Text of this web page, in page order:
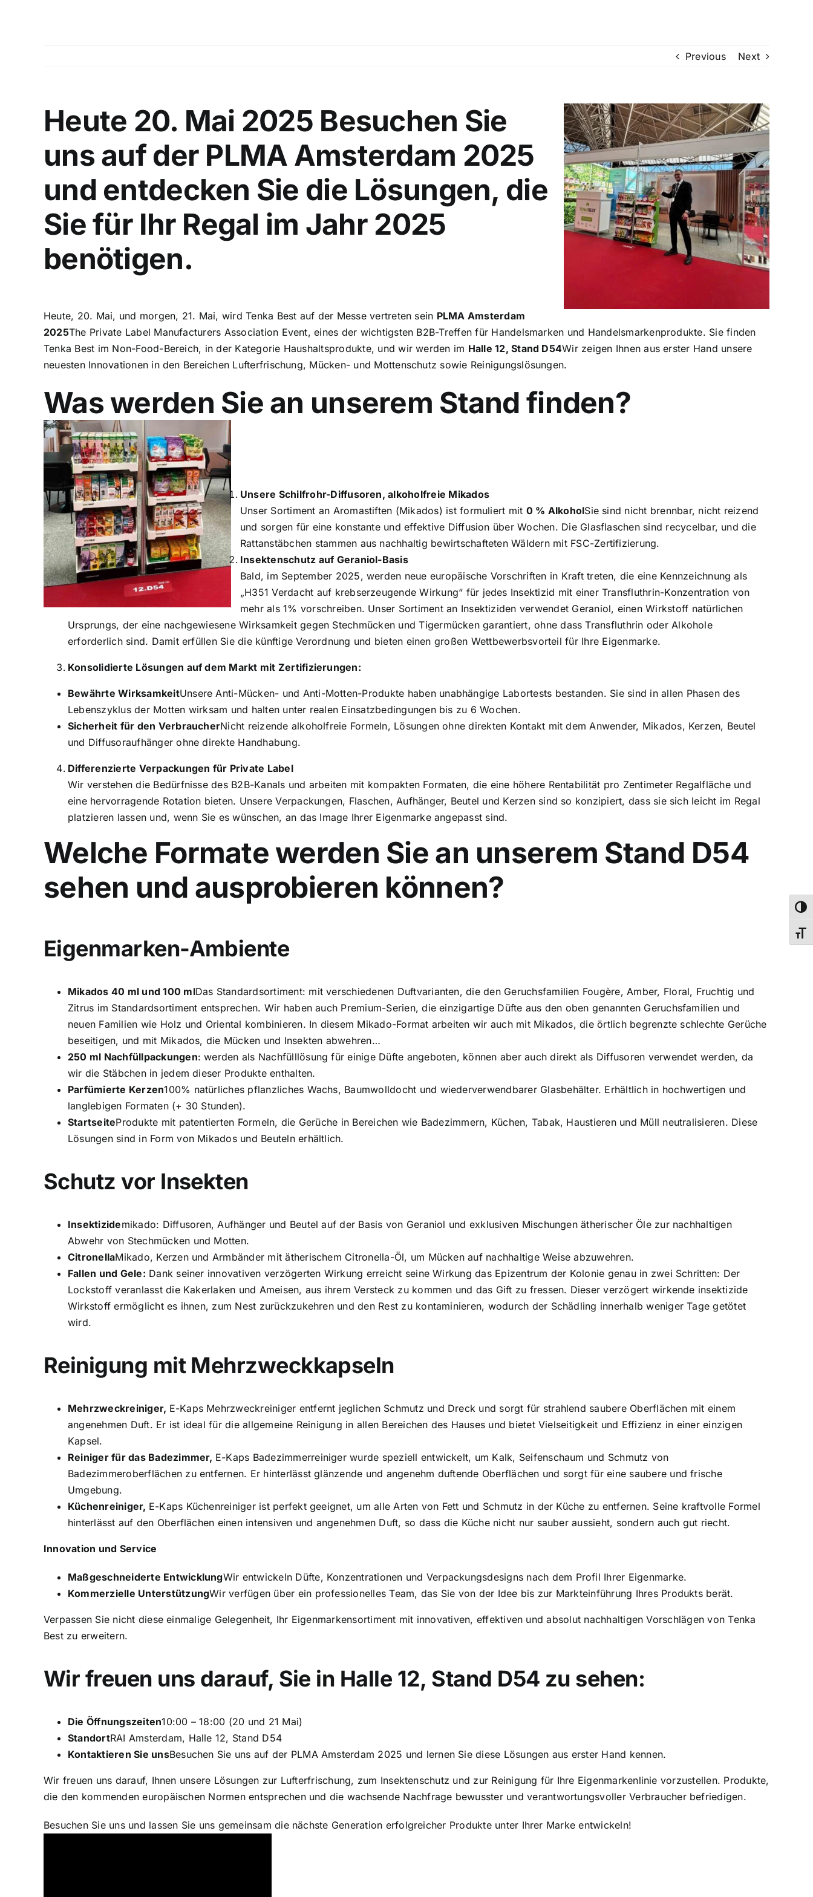
Previous Next
Heute 20. Mai 2025 Besuchen Sie
uns auf der PLMA Amsterdam 2025
und entdecken Sie die Lösungen, die
Sie für Ihr Regal im Jahr 2025
benötigen.
Heute, 20. Mai, und morgen, 21. Mai, wird Tenka Best auf der Messe vertreten sein PLMA Amsterdam
2025The Private Label Manufacturers Association Event, eines der wichtigsten B2B-Treffen für Handelsmarken und Handelsmarkenprodukte. Sie finden
Tenka Best im Non-Food-Bereich, in der Kategorie Haushaltsprodukte, und wir werden im Halle 12, Stand D54Wir zeigen Ihnen aus erster Hand unsere
neuesten Innovationen in den Bereichen Lufterfrischung, Mücken- und Mottenschutz sowie Reinigungslösungen.
Was werden Sie an unserem Stand finden?
Unsere Schilfrohr-Diffusoren, alkoholfreie Mikados
Unser Sortiment an Aromastiften (Mikados) ist formuliert mit 0 % AlkoholSie sind nicht brennbar, nicht reizend
und sorgen für eine konstante und effektive Diffusion über Wochen. Die Glasflaschen sind recycelbar, und die
Rattanstäbchen stammen aus nachhaltig bewirtschafteten Wäldern mit FSC-Zertifizierung.
Insektenschutz auf Geraniol-Basis
Bald, im September 2025, werden neue europäische Vorschriften in Kraft treten, die eine Kennzeichnung als
„H351 Verdacht auf krebserzeugende Wirkung“ für jedes Insektizid mit einer Transfluthrin-Konzentration von
mehr als 1% vorschreiben. Unser Sortiment an Insektiziden verwendet Geraniol, einen Wirkstoff natürlichen
Ursprungs, der eine nachgewiesene Wirksamkeit gegen Stechmücken und Tigermücken garantiert, ohne dass Transfluthrin oder Alkohole
erforderlich sind. Damit erfüllen Sie die künftige Verordnung und bieten einen großen Wettbewerbsvorteil für Ihre Eigenmarke.
Konsolidierte Lösungen auf dem Markt mit Zertifizierungen:
Bewährte WirksamkeitUnsere Anti-Mücken- und Anti-Motten-Produkte haben unabhängige Labortests bestanden. Sie sind in allen Phasen des
Lebenszyklus der Motten wirksam und halten unter realen Einsatzbedingungen bis zu 6 Wochen.
Sicherheit für den VerbraucherNicht reizende alkoholfreie Formeln, Lösungen ohne direkten Kontakt mit dem Anwender, Mikados, Kerzen, Beutel
und Diffusoraufhänger ohne direkte Handhabung.
Differenzierte Verpackungen für Private Label
Wir verstehen die Bedürfnisse des B2B-Kanals und arbeiten mit kompakten Formaten, die eine höhere Rentabilität pro Zentimeter Regalfläche und
eine hervorragende Rotation bieten. Unsere Verpackungen, Flaschen, Aufhänger, Beutel und Kerzen sind so konzipiert, dass sie sich leicht im Regal
platzieren lassen und, wenn Sie es wünschen, an das Image Ihrer Eigenmarke angepasst sind.
Welche Formate werden Sie an unserem Stand D54
sehen und ausprobieren können?
Eigenmarken-Ambiente
Mikados 40 ml und 100 mlDas Standardsortiment: mit verschiedenen Duftvarianten, die den Geruchsfamilien Fougère, Amber, Floral, Fruchtig und
Zitrus im Standardsortiment entsprechen. Wir haben auch Premium-Serien, die einzigartige Düfte aus den oben genannten Geruchsfamilien und
neuen Familien wie Holz und Oriental kombinieren. In diesem Mikado-Format arbeiten wir auch mit Mikados, die örtlich begrenzte schlechte Gerüche
beseitigen, und mit Mikados, die Mücken und Insekten abwehren…
250 ml Nachfüllpackungen: werden als Nachfülllösung für einige Düfte angeboten, können aber auch direkt als Diffusoren verwendet werden, da
wir die Stäbchen in jedem dieser Produkte enthalten.
Parfümierte Kerzen100% natürliches pflanzliches Wachs, Baumwolldocht und wiederverwendbarer Glasbehälter. Erhältlich in hochwertigen und
langlebigen Formaten (+ 30 Stunden).
StartseiteProdukte mit patentierten Formeln, die Gerüche in Bereichen wie Badezimmern, Küchen, Tabak, Haustieren und Müll neutralisieren. Diese
Lösungen sind in Form von Mikados und Beuteln erhältlich.
Schutz vor Insekten
Insektizidemikado: Diffusoren, Aufhänger und Beutel auf der Basis von Geraniol und exklusiven Mischungen ätherischer Öle zur nachhaltigen
Abwehr von Stechmücken und Motten.
CitronellaMikado, Kerzen und Armbänder mit ätherischem Citronella-Öl, um Mücken auf nachhaltige Weise abzuwehren.
Fallen und Gele: Dank seiner innovativen verzögerten Wirkung erreicht seine Wirkung das Epizentrum der Kolonie genau in zwei Schritten: Der
Lockstoff veranlasst die Kakerlaken und Ameisen, aus ihrem Versteck zu kommen und das Gift zu fressen. Dieser verzögert wirkende insektizide
Wirkstoff ermöglicht es ihnen, zum Nest zurückzukehren und den Rest zu kontaminieren, wodurch der Schädling innerhalb weniger Tage getötet
wird.
Reinigung mit Mehrzweckkapseln
Mehrzweckreiniger, E-Kaps Mehrzweckreiniger entfernt jeglichen Schmutz und Dreck und sorgt für strahlend saubere Oberflächen mit einem
angenehmen Duft. Er ist ideal für die allgemeine Reinigung in allen Bereichen des Hauses und bietet Vielseitigkeit und Effizienz in einer einzigen
Kapsel.
Reiniger für das Badezimmer, E-Kaps Badezimmerreiniger wurde speziell entwickelt, um Kalk, Seifenschaum und Schmutz von
Badezimmeroberflächen zu entfernen. Er hinterlässt glänzende und angenehm duftende Oberflächen und sorgt für eine saubere und frische
Umgebung.
Küchenreiniger, E-Kaps Küchenreiniger ist perfekt geeignet, um alle Arten von Fett und Schmutz in der Küche zu entfernen. Seine kraftvolle Formel
hinterlässt auf den Oberflächen einen intensiven und angenehmen Duft, so dass die Küche nicht nur sauber aussieht, sondern auch gut riecht.
Innovation und Service
Maßgeschneiderte EntwicklungWir entwickeln Düfte, Konzentrationen und Verpackungsdesigns nach dem Profil Ihrer Eigenmarke.
Kommerzielle UnterstützungWir verfügen über ein professionelles Team, das Sie von der Idee bis zur Markteinführung Ihres Produkts berät.
Verpassen Sie nicht diese einmalige Gelegenheit, Ihr Eigenmarkensortiment mit innovativen, effektiven und absolut nachhaltigen Vorschlägen von Tenka
Best zu erweitern.
Wir freuen uns darauf, Sie in Halle 12, Stand D54 zu sehen:
Die Öffnungszeiten10:00 – 18:00 (20 und 21 Mai)
StandortRAI Amsterdam, Halle 12, Stand D54
Kontaktieren Sie unsBesuchen Sie uns auf der PLMA Amsterdam 2025 und lernen Sie diese Lösungen aus erster Hand kennen.
Wir freuen uns darauf, Ihnen unsere Lösungen zur Lufterfrischung, zum Insektenschutz und zur Reinigung für Ihre Eigenmarkenlinie vorzustellen. Produkte,
die den kommenden europäischen Normen entsprechen und die wachsende Nachfrage bewusster und verantwortungsvoller Verbraucher befriedigen.
Besuchen Sie uns und lassen Sie uns gemeinsam die nächste Generation erfolgreicher Produkte unter Ihrer Marke entwickeln!